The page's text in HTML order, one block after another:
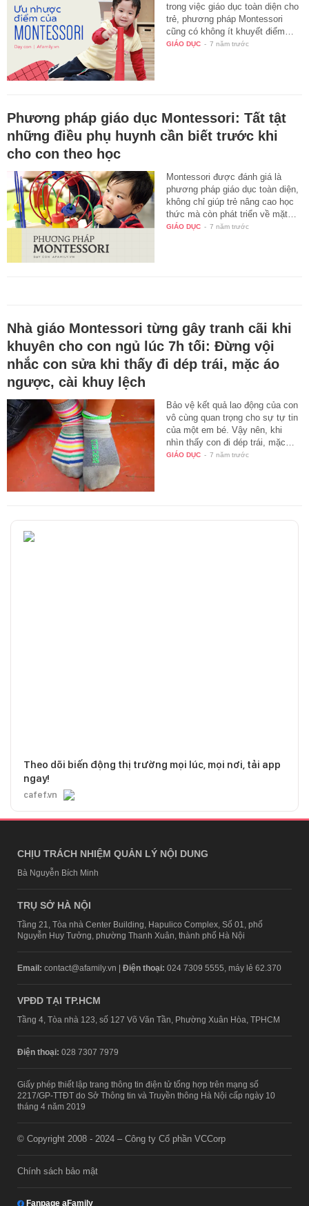
trong việc giáo dục toàn diện cho
trẻ, phương pháp Montessori
cũng có không ít khuyết điểm…
GIÁO DỤC - 7 năm trước
Phương pháp giáo dục Montessori: Tất tật
những điều phụ huynh cần biết trước khi
cho con theo học
Montessori được đánh giá là
phương pháp giáo dục toàn diện,
không chỉ giúp trẻ nâng cao học
thức mà còn phát triển về mặt…
GIÁO DỤC - 7 năm trước
Nhà giáo Montessori từng gây tranh cãi khi
khuyên cho con ngủ lúc 7h tối: Đừng vội
nhắc con sửa khi thấy đi dép trái, mặc áo
ngược, cài khuy lệch
Bảo vệ kết quả lao động của con
vô cùng quan trọng cho sự tự tin
của một em bé. Vậy nên, khi
nhìn thấy con đi dép trái, mặc…
GIÁO DỤC - 7 năm trước
Theo dõi biến động thị trường mọi lúc, mọi nơi, tải app
ngay!
cafef.vn
CHỊU TRÁCH NHIỆM QUẢN LÝ NỘI DUNG
Bà Nguyễn Bích Minh
TRỤ SỞ HÀ NỘI
Tầng 21, Tòa nhà Center Building, Hapulico Complex, Số 01, phố
Nguyễn Huy Tưởng, phường Thanh Xuân, thành phố Hà Nội
Email: contact@afamily.vn | Điện thoại: 024 7309 5555, máy lẻ 62.370
VPĐD TẠI TP.HCM
Tầng 4, Tòa nhà 123, số 127 Võ Văn Tần, Phường Xuân Hòa, TPHCM
Điện thoại: 028 7307 7979
Giấy phép thiết lập trang thông tin điện tử tổng hợp trên mạng số
2217/GP-TTĐT do Sở Thông tin và Truyền thông Hà Nội cấp ngày 10
tháng 4 năm 2019
© Copyright 2008 - 2024 – Công ty Cổ phần VCCorp
Chính sách bảo mật
Fanpage aFamily